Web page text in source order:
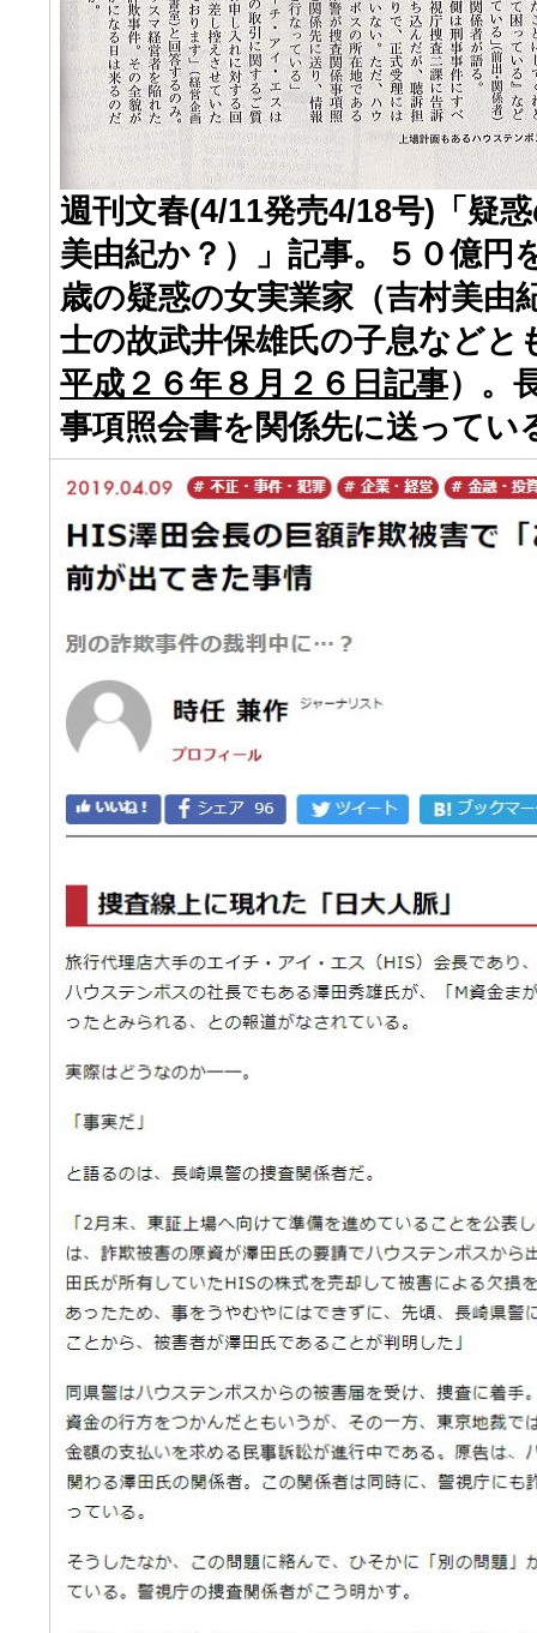
週刊文春(4/11発売4/18号)「疑
美由紀か？）」記事。５０億円
歳の疑惑の女実業家（吉村美由
士の故武井保雄氏の子息などと
平成２６年８月２６日記事）。
事項照会書を関係先に送ってい